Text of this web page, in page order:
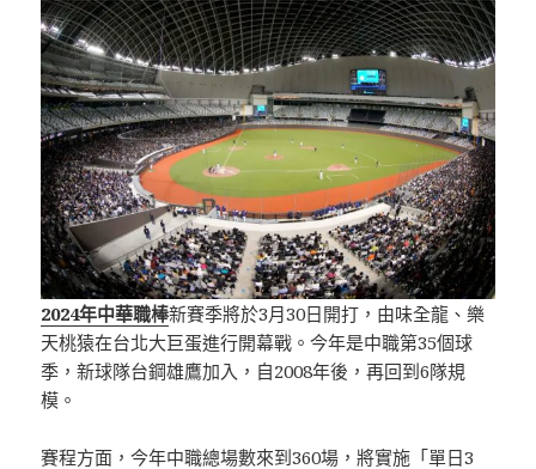
2024年中華職棒新賽季將於3月30日開打，由味全龍、樂
天桃猿在台北大巨蛋進行開幕戰。今年是中職第35個球
季，新球隊台鋼雄鷹加入，自2008年後，再回到6隊規
模。
賽程方面，今年中職總場數來到360場，將實施「單日3